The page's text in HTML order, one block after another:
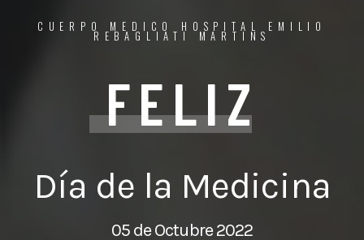
CUERPO MEDICO HOSPITAL EMILIO
REBAGLIATI MARTINS
FELIZ
Día de la Medicina
05 de Octubre 2022